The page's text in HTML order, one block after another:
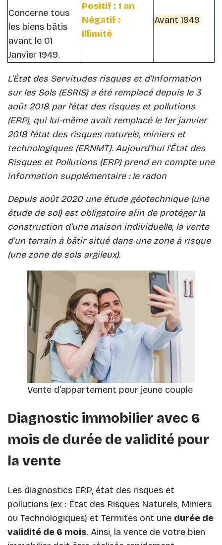
Concerne tous
les biens bâtis
avant le 01
Janvier 1949.
Positif : 1 an
Négatif :
Illimité
Avant 1949
L'État des Servitudes risques et d'Information
sur les Sols (ESRIS) a été remplacé depuis le 3
août 2018 par l'état des risques et pollutions
(ERP), qui lui-même avait remplacé le 1er janvier
2018 l'état des risques naturels, miniers et
technologiques (ERNMT). Aujourd'hui l'État des
Risques et Pollutions (ERP) prend en compte une
information supplémentaire : le radon
Depuis août 2020 une étude géotechnique (une
étude de sol) est obligatoire afin de protéger la
construction d’une maison individuelle, la vente
d'un terrain à bâtir situé dans une zone à risque
(une zone de sols argileux).
Vente d'appartement pour jeune couple
Diagnostic immobilier avec 6
mois de durée de validité pour
la vente
Les diagnostics ERP, état des risques et
pollutions (ex : État des Risques Naturels, Miniers
ou Technologiques) et Termites ont une durée de
validité de 6 mois. Ainsi, la vente de votre bien